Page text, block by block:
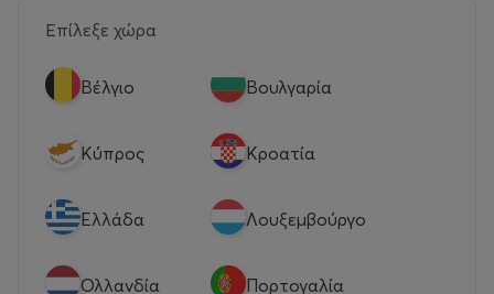
Επίλεξε χώρα
Βέλγιο Βουλγαρία
Κύπρος Κροατία
Eλλάδα Λουξεμβούργο
Ολλανδία Πορτογαλία